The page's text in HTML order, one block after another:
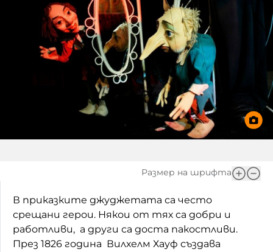
Фантазирай
Приказки
История на изкуството
Музикална кутийка
От соул до рокендрол
Междучасие
Къщата
Златната ябълка
Непознатите думи
Игри
Кои сме ние?
За вас, родители
БНР Новини
Архивен фонд на БНР
Размер на шрифта
В приказките джуджетата са често
срещани герои. Някои от тях са добри и
работливи, а други са доста пакостливи.
През 1826 година Вилхелм Хауф създава